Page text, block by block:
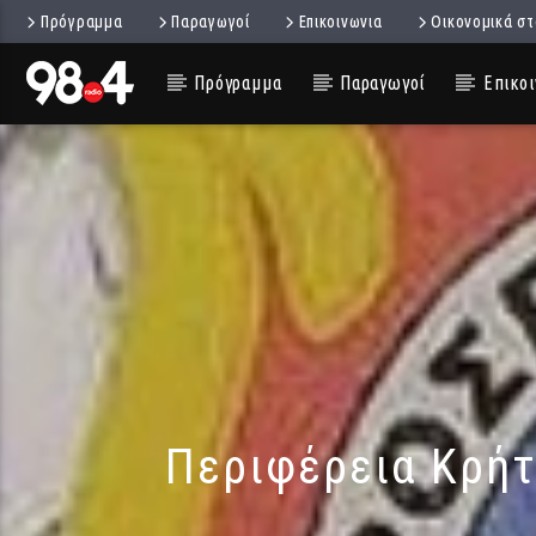
Πρόγραμμα Παραγωγοί Επικοινωνια Οικονομικά
Πρόγραμμα Παραγωγοί
Περιφέρεια